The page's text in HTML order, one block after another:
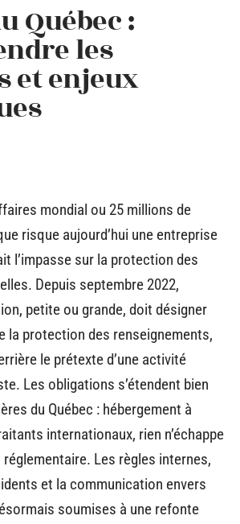
Québec :
les
et enjeux
mondial ou 25 millions de
risque aujourd’hui une entreprise
l’impasse sur la protection des
Depuis septembre 2022,
petite ou grande, doit désigner
la protection des renseignements,
le prétexte d’une activité
Les obligations s’étendent bien
du Québec : hébergement à
internationaux, rien n’échappe
Les règles internes,
et la communication envers
soumises à une refonte